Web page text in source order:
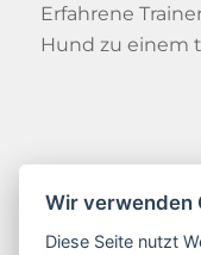
Erfahrene
Hund zu einem
Kontakt
Friederike
Wir verwenden
Diese Seite nutzt